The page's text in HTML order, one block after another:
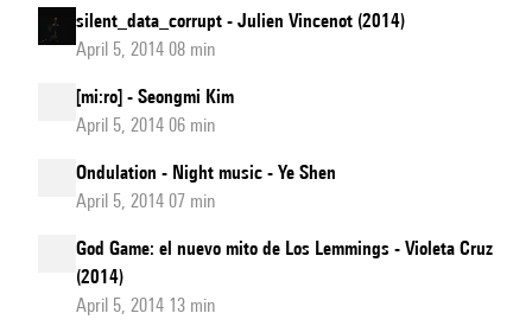
silent_data_corrupt - Julien Vincenot (2014)
April 5, 2014 08 min
[mi:ro] - Seongmi Kim
April 5, 2014 06 min
Ondulation - Night music - Ye Shen
April 5, 2014 07 min
God Game: el nuevo mito de Los Lemmings - Violeta Cruz
(2014)
April 5, 2014 13 min